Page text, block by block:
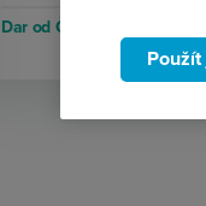
Dar od ČSOB: